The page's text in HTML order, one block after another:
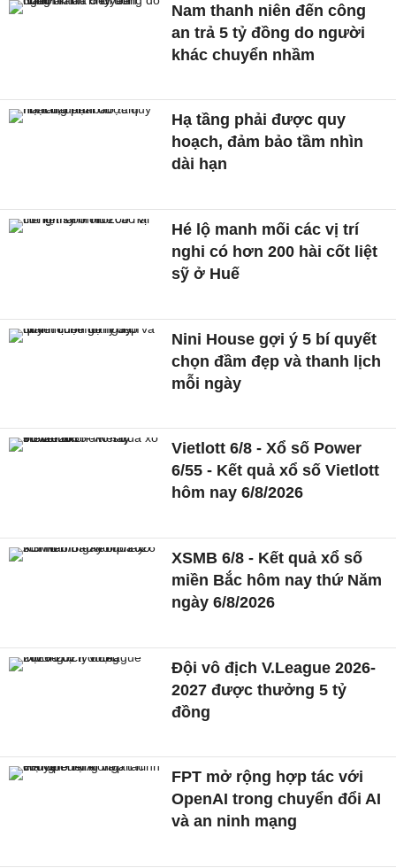
Nam thanh niên đến công
an trả 5 tỷ đồng do người
khác chuyển nhầm
Hạ tầng phải được quy
hoạch, đảm bảo tầm nhìn
dài hạn
Hé lộ manh mối các vị trí
nghi có hơn 200 hài cốt liệt
sỹ ở Huế
Nini House gợi ý 5 bí quyết
chọn đầm đẹp và thanh lịch
mỗi ngày
Vietlott 6/8 - Xổ số Power
6/55 - Kết quả xổ số Vietlott
hôm nay 6/8/2026
XSMB 6/8 - Kết quả xổ số
miền Bắc hôm nay thứ Năm
ngày 6/8/2026
Đội vô địch V.League 2026-
2027 được thưởng 5 tỷ
đồng
FPT mở rộng hợp tác với
OpenAI trong chuyển đổi AI
và an ninh mạng